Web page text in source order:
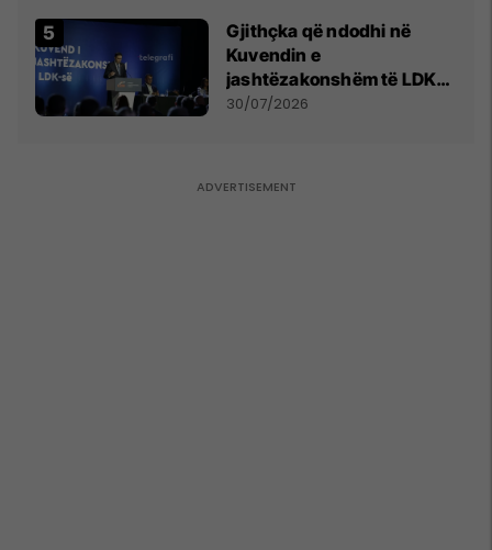
Gjithçka që ndodhi në
Kuvendin e
jashtëzakonshëm të LDK-
së
30/07/2026